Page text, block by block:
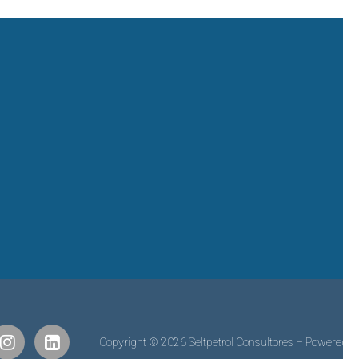
Copyright © 2026 Seltpetrol Consultores –